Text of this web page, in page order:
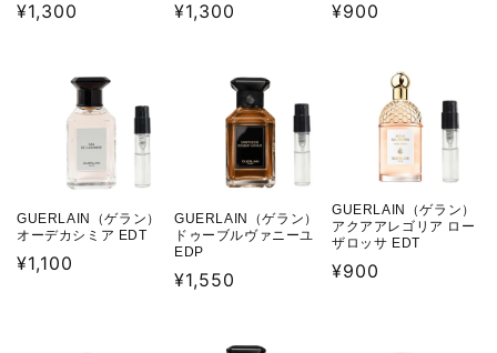
通
¥1,300
通
¥1,300
通
¥900
GUERLAIN（ゲラン）
オーデカシミア EDT
通
¥1,100
GUERLAIN（ゲラン）
ドゥーブルヴァニーユ
EDP
通
¥1,550
GUERLAIN（ゲラン）
アクアアレゴリア ロー
ザロッサ EDT
通
¥900